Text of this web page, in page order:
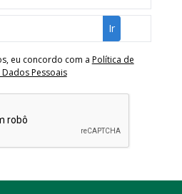
eu concordo com a Política de
Pessoais